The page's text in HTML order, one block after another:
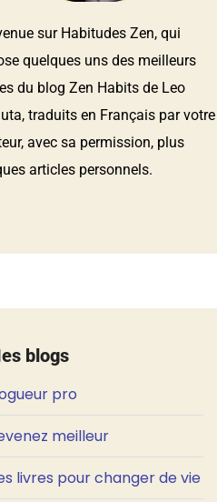
sur Habitudes Zen, qui
quelques uns des meilleurs
du blog Zen Habits de Leo
traduits en Français par votre
avec sa permission, plus
articles personnels.
blogs
pro
meilleur
livres pour changer de vie